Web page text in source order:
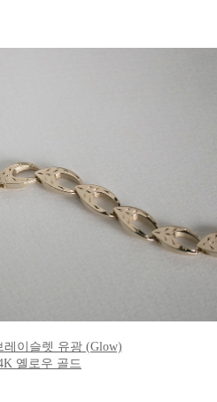
레이슬렛 유광 (Glow)
옐로우 골드